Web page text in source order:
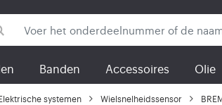
Banden Accessoires Olie
systemen Wielsnelheidssensor